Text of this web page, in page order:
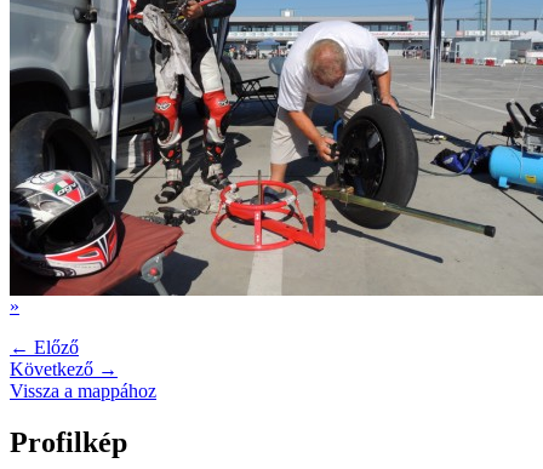
»
← Előző
Következő →
Vissza a mappához
Profilkép